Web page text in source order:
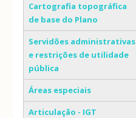
Cartografia topográfica
de base do Plano
Servidões administrativas
e restrições de utilidade
pública
Áreas especiais
Articulação - IGT